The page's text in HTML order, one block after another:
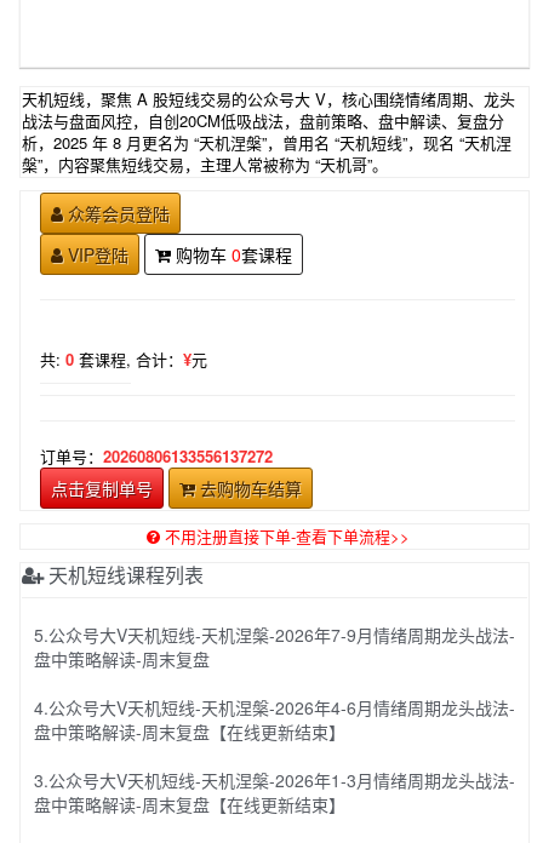
天机短线，聚焦 A 股短线交易的公众号大 V，核心围绕情绪周期、龙头
战法与盘面风控，自创20CM低吸战法，盘前策略、盘中解读、复盘分
析，2025 年 8 月更名为 “天机涅槃”，曾用名 “天机短线”，现名 “天机涅
槃”，内容聚焦短线交易，主理人常被称为 “天机哥”。
众筹会员登陆
VIP登陆
购物车 0套课程
共: 0 套课程, 合计： ¥元
订单号： 20260806133556137272
点击复制单号 去购物车结算
不用注册直接下单-查看下单流程>>
天机短线课程列表
5.公众号大V天机短线-天机涅槃-2026年7-9月情绪周期龙头战法-
盘中策略解读-周末复盘
4.公众号大V天机短线-天机涅槃-2026年4-6月情绪周期龙头战法-
盘中策略解读-周末复盘【在线更新结束】
3.公众号大V天机短线-天机涅槃-2026年1-3月情绪周期龙头战法-
盘中策略解读-周末复盘【在线更新结束】